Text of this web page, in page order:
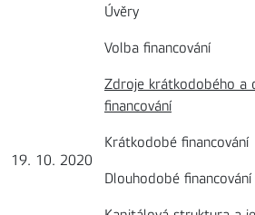
19. 10. 2020
Úvěry
Volba financování
Zdroje krátkodobého a
financování
Krátkodobé financování
Dlouhodobé financování